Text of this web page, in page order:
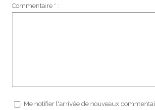
Commentaire * :
Me notifier l'arrivée de nouveaux